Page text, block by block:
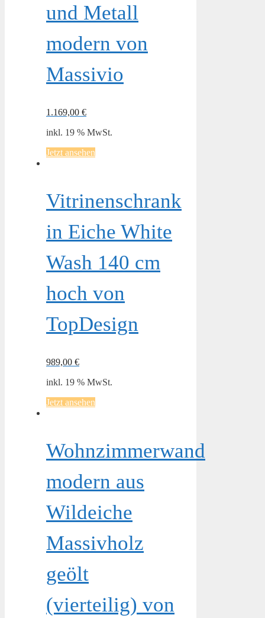
und Metall
modern von
Massivio
1.169,00 €
inkl. 19 % MwSt.
Jetzt ansehen
Vitrinenschrank
in Eiche White
Wash 140 cm
hoch von
TopDesign
989,00 €
inkl. 19 % MwSt.
Jetzt ansehen
Wohnzimmerwand
modern aus
Wildeiche
Massivholz
geölt
(vierteilig) von